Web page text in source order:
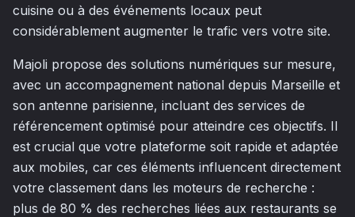
cuisine ou à des événements locaux peut
considérablement augmenter le trafic vers votre site.
Majoli propose des solutions numériques sur mesure,
avec un accompagnement national depuis Marseille et
son antenne parisienne, incluant des services de
référencement optimisé pour atteindre ces objectifs. Il
est crucial que votre plateforme soit rapide et adaptée
aux mobiles, car ces éléments influencent directement
votre classement dans les moteurs de recherche :
plus de 80 % des recherches liées aux restaurants se